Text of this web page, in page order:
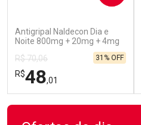
Antigripal Naldecon Dia e
Noite 800mg + 20mg + 4mg
R$ 70,06
R$48,01
31% OFF